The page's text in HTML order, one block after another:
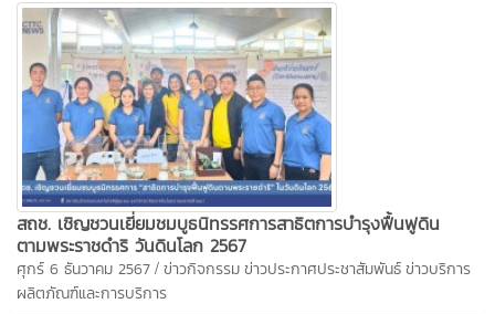
สถช. เชิญชวนเยี่ยมชมบูธนิทรรศการสาธิตการบำรุงฟื้นฟูดิน
ตามพระราชดำริ วันดินโลก 2567
ศุกร์ 6 ธันวาคม 2567 / ข่าวกิจกรรมข่าวประกาศประชาสัมพันธ์ข่าวบริการ
ผลิตภัณฑ์และการบริการ